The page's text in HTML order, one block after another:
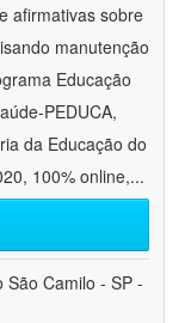
afirmativas sobre
manutenção
Educação
PEDUCA,
da Educação do
100% online,...
São Camilo - SP -